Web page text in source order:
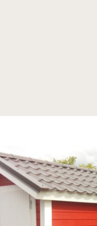
viimeistelyt
viimeistelypalvelu